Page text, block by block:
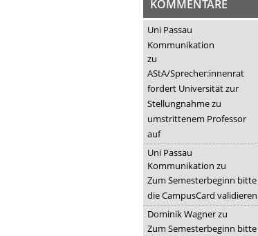
KOMMENTARE
Uni Passau
Kommunikation
zu
AStA/Sprecher:innenrat
fordert Universität zur
Stellungnahme zu
umstrittenem Professor
auf
Uni Passau
Kommunikation zu
Zum Semesterbeginn bitte
die CampusCard validieren
Dominik Wagnerzu
Zum Semesterbeginn bitte